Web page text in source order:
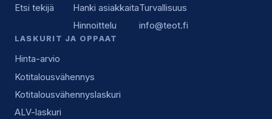
Etsi tekijä
Hanki asiakkaita
Hinnoittelu
Turvallisuus
info@teot.fi
LASKURIT JA OPPAAT
Hinta-arvio
Kotitalousvähennys
Kotitalousvähennyslaskuri
ALV-laskuri